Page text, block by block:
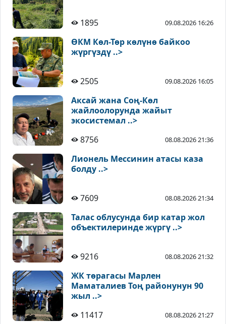
1895 09.08.2026 16:26
ӨКМ Көл-Төр көлүнө байкоо
жүргүздү ..>
2505 09.08.2026 16:05
Аксай жана Соң-Көл
жайлоолорунда жайыт
экосистемал ..>
8756
08.08.2026 21:36
Лионель Мессинин атасы каза
болду ..>
7609 08.08.2026 21:34
Талас облусунда бир катар жол
объектилеринде жүргү ..>
9216 08.08.2026 21:32
ЖК төрагасы Марлен
Маматалиев Тоң районунун 90
жыл ..>
11417
08.08.2026 21:27